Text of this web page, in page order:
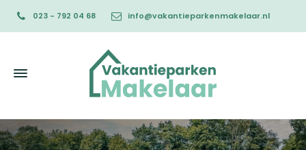
023 - 792 04 68 info@vakantieparkenmakelaar.nl